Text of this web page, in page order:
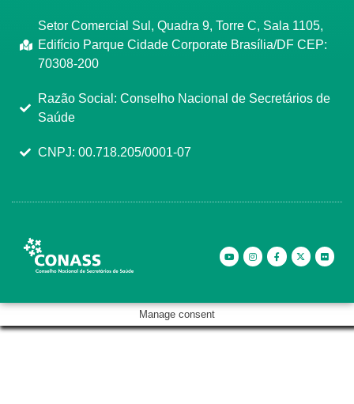
Setor Comercial Sul, Quadra 9, Torre C, Sala 1105,
Edifício Parque Cidade Corporate Brasília/DF CEP:
70308-200
Razão Social: Conselho Nacional de Secretários de
Saúde
CNPJ: 00.718.205/0001-07
Manage consent